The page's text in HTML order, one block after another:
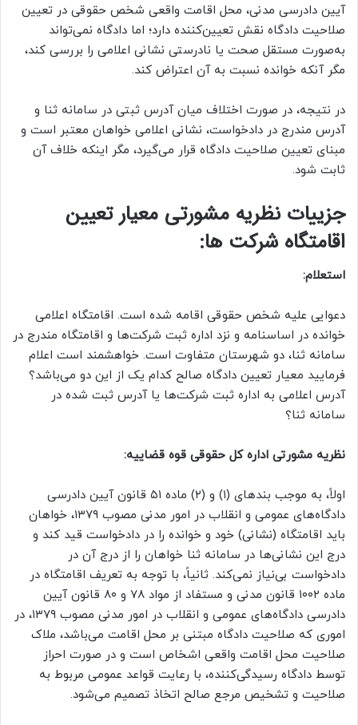
آیین دادرسی مدنی، محل اقامت واقعی شخص حقوقی در تعیین
صلاحیت دادگاه نقش تعیین‌کننده دارد؛ اما دادگاه نمی‌تواند
به‌صورت مستقل صحت یا نادرستی نشانی اعلامی را بررسی کند،
مگر آنکه خوانده نسبت به آن اعتراض کند.
در نتیجه، در صورت اختلاف میان آدرس ثبتی در سامانه ثنا و
آدرس مندرج در دادخواست، نشانی اعلامی خواهان معتبر است و
مبنای تعیین صلاحیت دادگاه قرار می‌گیرد، مگر اینکه خلاف آن
ثابت شود.
جزییات نظریه مشورتی معیار تعیین
اقامتگاه شرکت ها:
استعلام:
دعوایی علیه شخص حقوقی اقامه شده است. اقامتگاه اعلامی
خوانده در اساسنامه و نزد اداره ثبت شرکت‌ها و اقامتگاه مندرج در
سامانه ثنا، دو شهرستان متفاوت است. خواهشمند است اعلام
فرمایید معیار تعیین دادگاه صالح کدام یک از این دو می‌باشد؟
آدرس اعلامی به اداره ثبت شرکت‌ها یا آدرس ثبت شده در
سامانه ثنا؟
نظریه مشورتی اداره کل حقوقی قوه قضاییه:
اولاً، به موجب بندهای (۱) و (۲) ماده ۵۱ قانون آیین دادرسی
دادگاه‌های عمومی و انقلاب در امور مدنی مصوب ۱۳۷۹، خواهان
باید اقامتگاه (نشانی) خود و خوانده را در دادخواست قید کند و
درج این نشانی‌ها در سامانه ثنا خواهان را از درج آن در
دادخواست بی‌نیاز نمی‌کند. ثانیاً، با توجه به تعریف اقامتگاه در
ماده ۱۰۰۲ قانون مدنی و مستفاد از مواد ۷۸ و ۸۰ قانون آیین
دادرسی دادگاه‌های عمومی و انقلاب در امور مدنی مصوب ۱۳۷۹، در
اموری که صلاحیت دادگاه مبتنی بر محل اقامت می‌باشد، ملاک
صلاحیت محل اقامت واقعی اشخاص است و در صورت احراز
توسط دادگاه رسیدگی‌کننده، با رعایت قواعد عمومی مربوط به
صلاحیت و تشخیص مرجع صالح اتخاذ تصمیم می‌شود.